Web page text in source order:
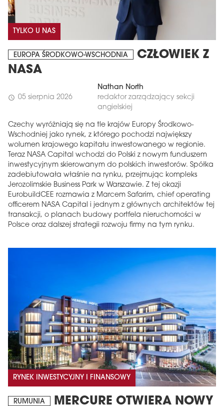
TYLKO U NAS
EUROPA ŚRODKOWO-WSCHODNIA
CZŁOWIEK Z
NASA
schedule 05 sierpnia 2026
Nathan North
redaktor zarządzający sekcji
angielskiej
Czechy wyróżniają się na tle krajów Europy Środkowo-
Wschodniej jako rynek, z którego pochodzi największy
wolumen krajowego kapitału inwestowanego w regionie.
Teraz NASA Capital wchodzi do Polski z nowym funduszem
inwestycyjnym skierowanym do polskich inwestorów. Spółka
zadebiutowała właśnie na rynku, przejmując kompleks
Jerozolimskie Business Park w Warszawie. Z tej okazji
EurobuildCEE rozmawia z Marcem Safarim, chief operating
officerem NASA Capital i jednym z głównych architektów tej
transakcji, o planach budowy portfela nieruchomości w
Polsce oraz dalszej strategii rozwoju firmy na tym rynku.
RYNEK INWESTYCYJNY I FINANSOWY
RUMUNIA
MERCURE OTWIERA NOWY